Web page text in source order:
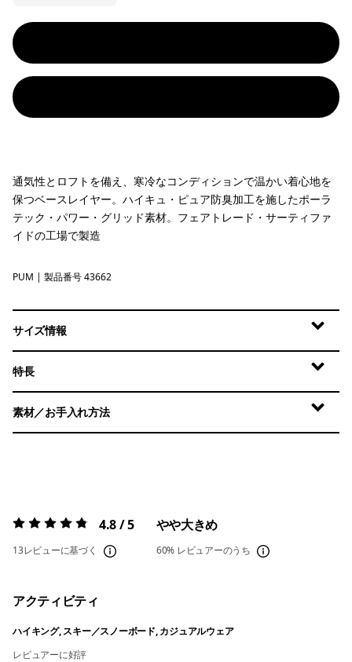
通気性とロフトを備え、寒冷なコンディションで温かい着心地を
保つベースレイヤー。ハイキュ・ピュア防臭加工を施したポーラ
テック・パワー・グリッド素材。フェアトレード・サーティファ
イドの工場で製造
Pumice
PUM | 製品番号 43662
サイズ情報
特長
素材／お手入れ方法
評価:4.8 / 5 4.8 / 5
13レビューに基づく
やや大きめ
60% レビュアーのうち
アクティビティ
ハイキング, スキー／スノーボード, カジュアルウェア
レビュアーに好評